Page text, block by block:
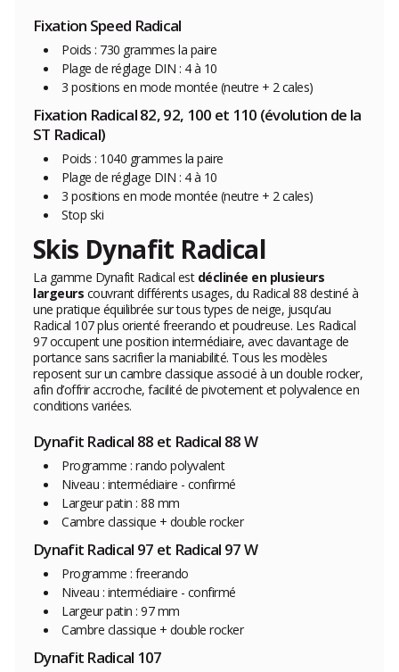
Fixation Speed Radical
Poids : 730 grammes la paire
Plage de réglage DIN : 4 à 10
3 positions en mode montée (neutre + 2 cales)
Fixation Radical 82, 92, 100 et 110 (évolution de la
ST Radical)
Poids : 1040 grammes la paire
Plage de réglage DIN : 4 à 10
3 positions en mode montée (neutre + 2 cales)
Stop ski
Skis Dynafit Radical
La gamme Dynafit Radical est déclinée en plusieurs
largeurs couvrant différents usages, du Radical 88 destiné à
une pratique équilibrée sur tous types de neige, jusqu’au
Radical 107 plus orienté freerando et poudreuse. Les Radical
97 occupent une position intermédiaire, avec davantage de
portance sans sacrifier la maniabilité. Tous les modèles
reposent sur un cambre classique associé à un double rocker,
afin d’offrir accroche, facilité de pivotement et polyvalence en
conditions variées.
Dynafit Radical 88 et Radical 88 W
Programme : rando polyvalent
Niveau : intermédiaire - confirmé
Largeur patin : 88 mm
Cambre classique + double rocker
Dynafit Radical 97 et Radical 97 W
Programme : freerando
Niveau : intermédiaire - confirmé
Largeur patin : 97 mm
Cambre classique + double rocker
Dynafit Radical 107